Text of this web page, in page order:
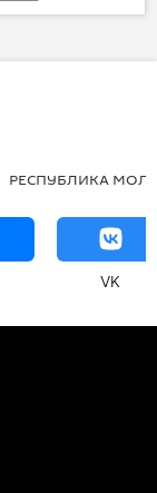
РЕСПУБЛИКА
VK